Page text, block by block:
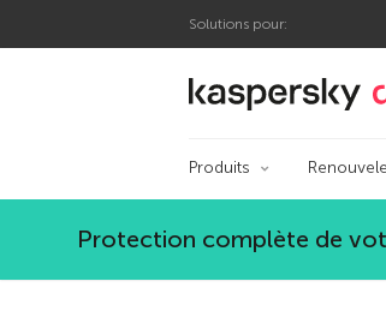
Solutions pour:
Produits
Protection complète de